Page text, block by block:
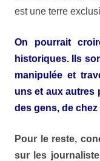
est une terre
On pourrait
historiques. Ils
manipulée et
uns et aux autres
des gens, de chez
Pour le reste,
sur les